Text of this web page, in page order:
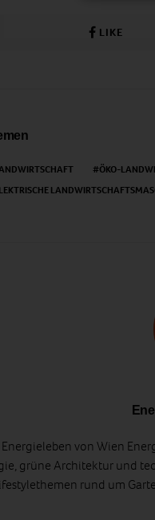
LIKE
ÖKO-
von Wien
grüne Architektur und
rund um